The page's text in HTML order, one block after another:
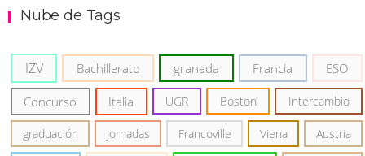
Nube de Tags
IZV Bachillerato granada Francia ESO
Concurso Italia UGR Boston Intercambio
graduación Jornadas Francoville Viena Austria